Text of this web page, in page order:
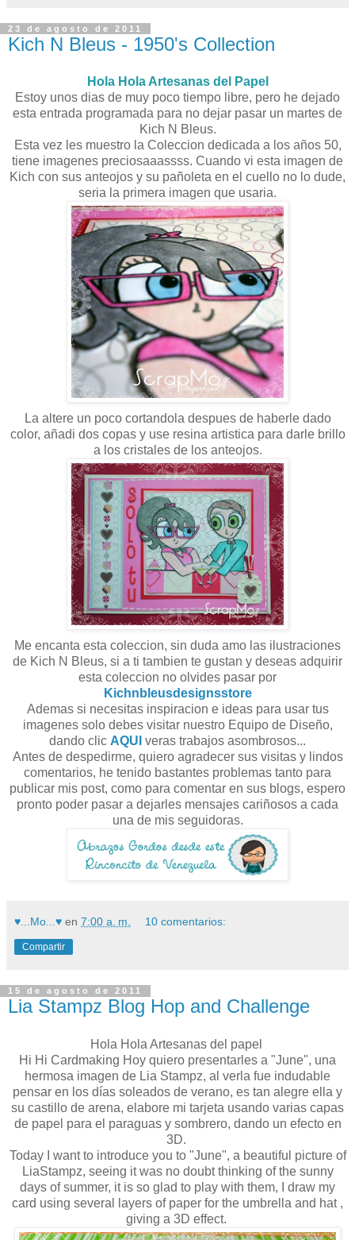
23 de agosto de 2011
Kich N Bleus - 1950's Collection
Hola Hola Artesanas del Papel
Estoy unos dias de muy poco tiempo libre, pero he dejado
esta entrada programada para no dejar pasar un martes de
Kich N Bleus.
Esta vez les muestro la Coleccion dedicada a los años 50,
tiene imagenes preciosaaassss. Cuando vi esta imagen de
Kich con sus anteojos y su pañoleta en el cuello no lo dude,
seria la primera imagen que usaria.
La altere un poco cortandola despues de haberle dado
color, añadi dos copas y use resina artistica para darle brillo
a los cristales de los anteojos.
Me encanta esta coleccion, sin duda amo las ilustraciones
de Kich N Bleus, si a ti tambien te gustan y deseas adquirir
esta coleccion no olvides pasar por
Kichnbleusdesignsstore
Ademas si necesitas inspiracion e ideas para usar tus
imagenes solo debes visitar nuestro Equipo de Diseño,
dando clic AQUI veras trabajos asombrosos...
Antes de despedirme, quiero agradecer sus visitas y lindos
comentarios, he tenido bastantes problemas tanto para
publicar mis post, como para comentar en sus blogs, espero
pronto poder pasar a dejarles mensajes cariñosos a cada
una de mis seguidoras.
♥...Mo...♥ en 7:00 a. m. 10 comentarios:
Compartir
15 de agosto de 2011
Lia Stampz Blog Hop and Challenge
Hola Hola Artesanas del papel
Hi Hi Cardmaking Hoy quiero presentarles a "June", una
hermosa imagen de Lia Stampz, al verla fue indudable
pensar en los días soleados de verano, es tan alegre ella y
su castillo de arena, elabore mi tarjeta usando varias capas
de papel para el paraguas y sombrero, dando un efecto en
3D.
Today I want to introduce you to "June", a beautiful picture of
LiaStampz, seeing it was no doubt thinking of the sunny
days of summer, it is so glad to play with them, I draw my
card using several layers of paper for the umbrella and hat ,
giving a 3D effect.